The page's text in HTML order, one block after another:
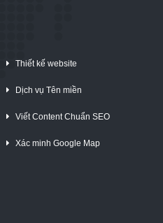
Thiết kế website
Dịch vụ Tên miền
Viết Content Chuẩn SEO
Xác minh Google Map